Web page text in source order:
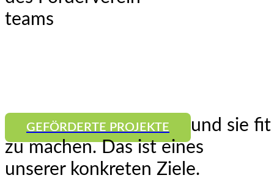
teams
GEFÖRDERTE PROJEKTE
und sie
zu machen. Das ist eines
unserer konkreten Ziele.